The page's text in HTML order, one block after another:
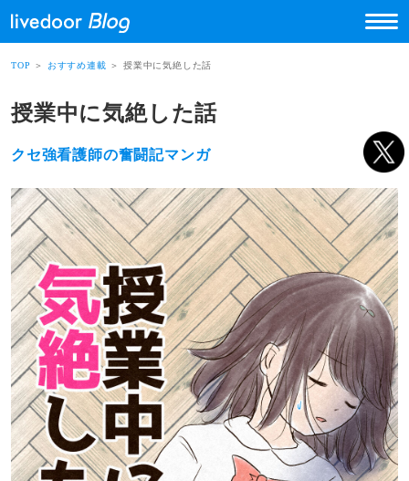
TOP ＞ おすすめ連載 ＞ 授業中に気絶した話
授業中に気絶した話
クセ強看護師の奮闘記マンガ